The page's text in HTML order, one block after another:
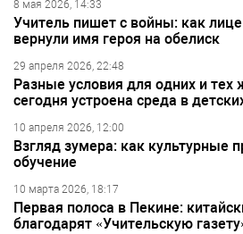
8 мая 2026, 14:33
Учитель пишет с войны: как
вернули имя героя на обелиск
29 апреля 2026, 22:48
Разные условия для одних и тех
сегодня устроена среда в
10 апреля 2026, 12:00
Взгляд зумера: как культурные
обучение
10 марта 2026, 18:17
Первая полоса в Пекине:
благодарят «Учительскую